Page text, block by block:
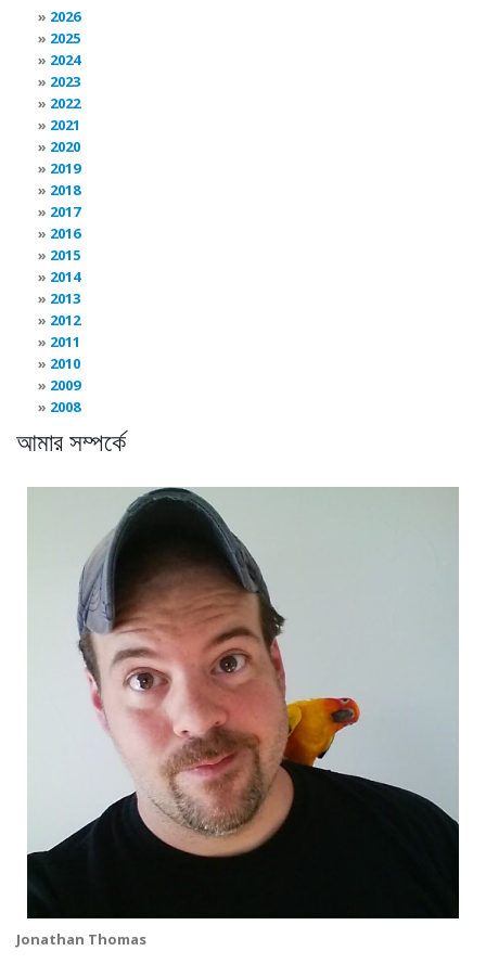
2026
2025
2024
2023
2022
2021
2020
2019
2018
2017
2016
2015
2014
2013
2012
2011
2010
2009
2008
আমার সম্পর্কে
Jonathan Thomas